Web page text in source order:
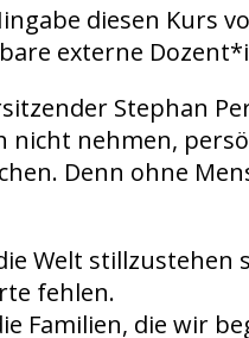
diesen Kurs
externe
Stephan
nicht nehmen,
Denn ohne
Welt stillzustehen
fehlen.
Familien, die wir